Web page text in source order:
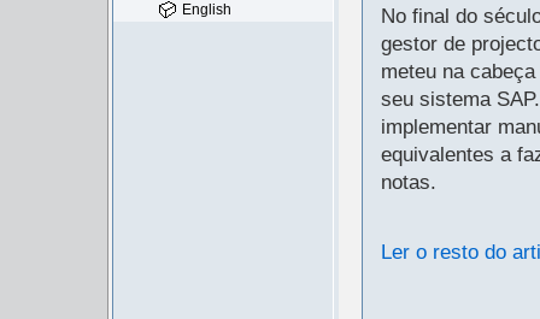
No final do
gestor de
meteu na
seu sistema
implementar
equivalentes a
notas.
Ler o resto do
English